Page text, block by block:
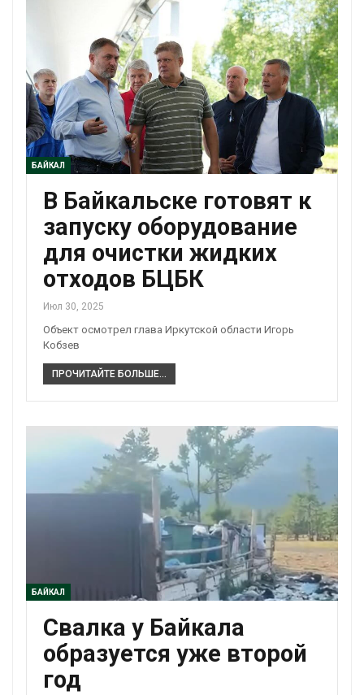
БАЙКАЛ
В Байкальске готовят к
запуску оборудование
для очистки жидких
отходов БЦБК
Июл 30, 2025
Объект осмотрел глава Иркутской области Игорь
Кобзев
ПРОЧИТАЙТЕ БОЛЬШЕ...
БАЙКАЛ
Свалка у Байкала
образуется уже второй
год